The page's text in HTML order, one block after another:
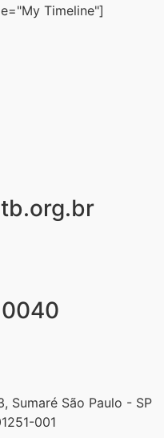
Timeline"]
Sumaré São Paulo - SP
001